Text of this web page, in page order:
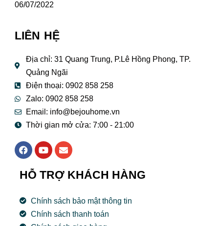
06/07/2022
LIÊN HỆ
Địa chỉ: 31 Quang Trung, P.Lê Hồng Phong, TP.
Quảng Ngãi
Điện thoại: 0902 858 258
Zalo: 0902 858 258
Email: info@bejouhome.vn
Thời gian mở cửa: 7:00 - 21:00
F
a
e
b
o
k
Y
o
t
u
e
E
n
e
p
e
HỖ TRỢ KHÁCH HÀNG
Chính sách bảo mật thông tin
Chính sách thanh toán